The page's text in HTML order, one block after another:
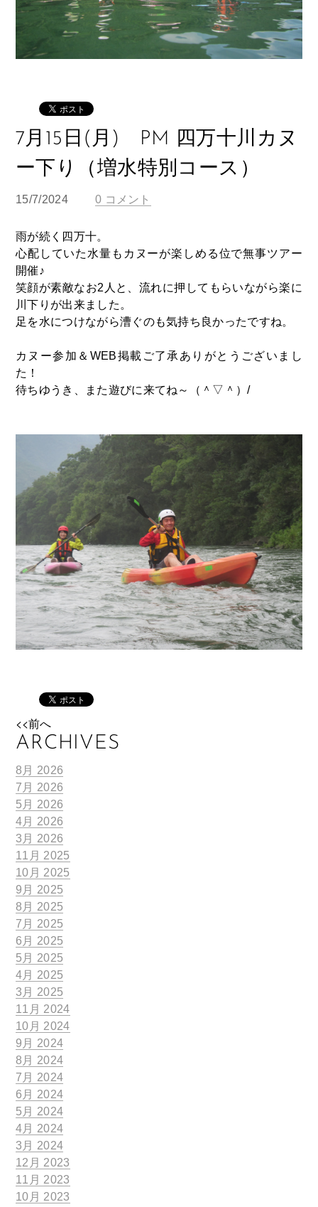
7月15日(月) PM 四万十川カヌ
ー下り（増水特別コース）
15/7/2024 0 コメント
雨が続く四万十。
心配していた水量もカヌーが楽しめる位で無事ツアー
開催♪
笑顔が素敵なお2人と、流れに押してもらいながら楽に
川下りが出来ました。
足を水につけながら漕ぐのも気持ち良かったですね。
カヌー参加＆WEB掲載ご了承ありがとうございまし
た！
待ちゆうき、また遊びに来てね～（＾▽＾）/
<<前へ
ARCHIVES
8月 2026
7月 2026
5月 2026
4月 2026
3月 2026
11月 2025
10月 2025
9月 2025
8月 2025
7月 2025
6月 2025
5月 2025
4月 2025
3月 2025
11月 2024
10月 2024
9月 2024
8月 2024
7月 2024
6月 2024
5月 2024
4月 2024
3月 2024
12月 2023
11月 2023
10月 2023